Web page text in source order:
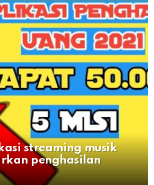
streaming musik
penghasilan